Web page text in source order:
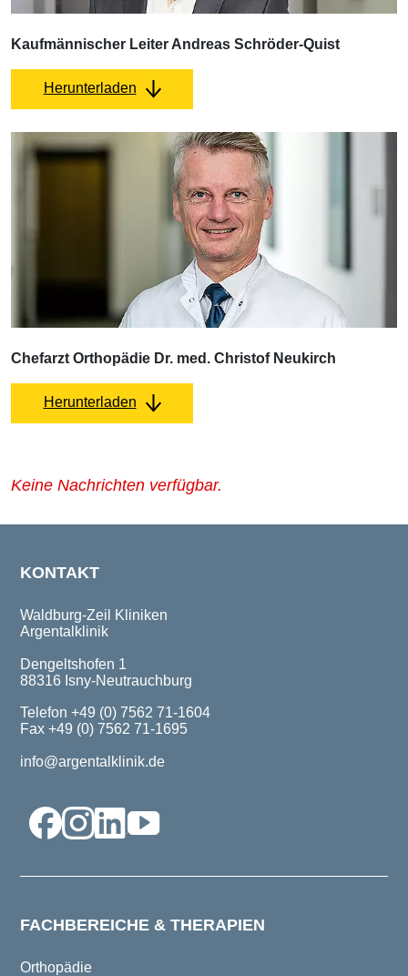
Kaufmännischer Leiter Andreas Schröder-Quist
Herunterladen
Chefarzt Orthopädie Dr. med. Christof Neukirch
Herunterladen
Keine Nachrichten verfügbar.
KONTAKT
Waldburg-Zeil Kliniken
Argentalklinik
Dengeltshofen 1
88316 Isny-Neutrauchburg
Telefon +49 (0) 7562 71-1604
Fax +49 (0) 7562 71-1695
info@argentalklinik.de
FACHBEREICHE & THERAPIEN
Orthopädie